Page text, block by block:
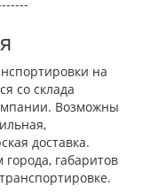
на
со склада
Возможны
доставка.
города, габаритов